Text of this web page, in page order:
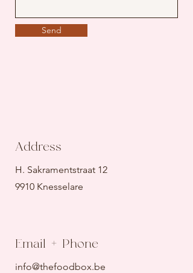
Send
Address
H. Sakramentstraat 12
9910 Knesselare
Email + Phone
info@thefoodbox.be